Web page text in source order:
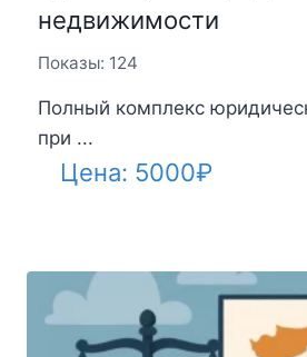
недвижимости
Показы: 124
Полный комплекс
при ...
Цена: 5000₽